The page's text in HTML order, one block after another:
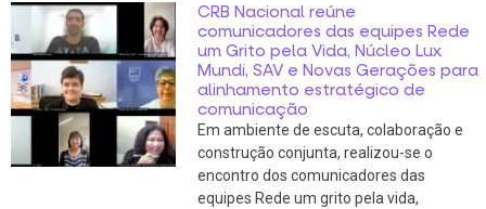
CRB Nacional reúne
comunicadores das equipes Rede
um Grito pela Vida, Núcleo Lux
Mundi, SAV e Novas Gerações para
alinhamento estratégico de
comunicação
Em ambiente de escuta, colaboração e
construção conjunta, realizou-se o
encontro dos comunicadores das
equipes Rede um grito pela vida,